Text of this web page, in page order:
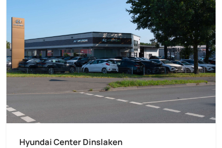
Hyundai Center Dinslaken